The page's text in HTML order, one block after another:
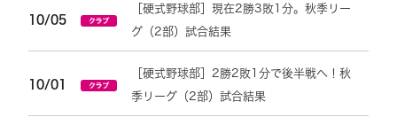
10/05
［硬式野球部］現在2勝3敗1分。秋季リー
グ（2部）試合結果
10/01
［硬式野球部］2勝2敗1分で後半戦へ！秋
季リーグ（2部）試合結果